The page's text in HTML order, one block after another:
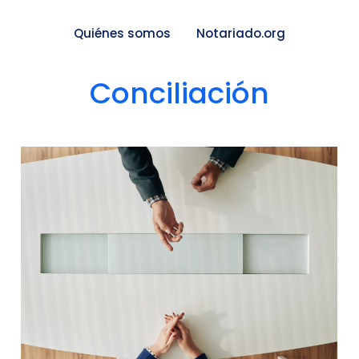
Quiénes somos Notariado.org
Conciliación